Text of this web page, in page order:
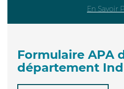
En Savoir
Formulaire APA
département